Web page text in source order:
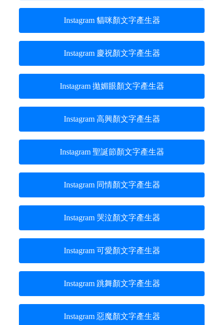
Instagram 貓咪顏文字產生器
Instagram 慶祝顏文字產生器
Instagram 拋媚眼顏文字產生器
Instagram 高興顏文字產生器
Instagram 聖誕節顏文字產生器
Instagram 同情顏文字產生器
Instagram 哭泣顏文字產生器
Instagram 可愛顏文字產生器
Instagram 跳舞顏文字產生器
Instagram 惡魔顏文字產生器